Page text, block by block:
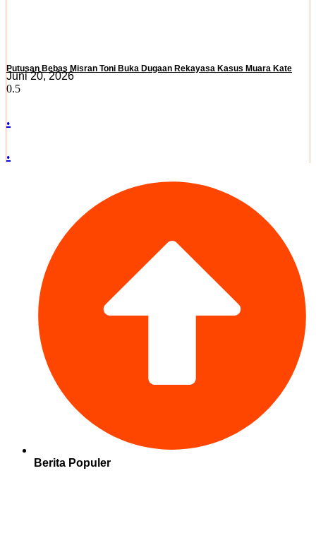
Putusan Bebas Misran Toni Buka Dugaan Rekayasa Kasus Muara Kate
Juni 20, 2026
.
.
Berita Populer